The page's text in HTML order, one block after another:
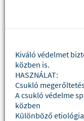
Kiváló védelmet
közben is.
HASZNÁLAT:
Csukló
A csukló védelme
közben
Különböző